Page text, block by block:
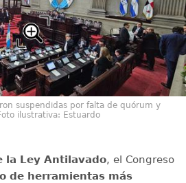
suspendidas por falta de quórum y
ilustrativa: Estuardo
la Ley Antilavado, el Congreso
de herramientas más